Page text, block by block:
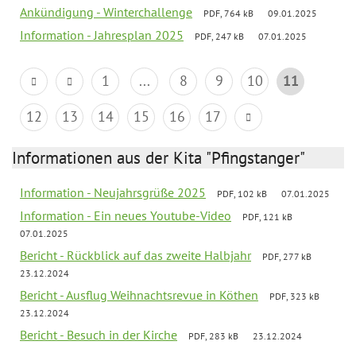
Ankündigung - Winterchallenge PDF, 764 kB 09.01.2025
Information - Jahresplan 2025 PDF, 247 kB 07.01.2025
1 ... 8 9 10
11
12
13 14 15 16 17
Informationen aus der Kita "Pfingstanger"
Information - Neujahrsgrüße 2025 PDF, 102 kB 07.01.2025
Information - Ein neues Youtube-Video
PDF, 121 kB
07.01.2025
Bericht - Rückblick auf das zweite Halbjahr
PDF, 277 kB
23.12.2024
Bericht - Ausflug Weihnachtsrevue in Köthen
PDF, 323 kB
23.12.2024
Bericht - Besuch in der Kirche PDF, 283 kB 23.12.2024